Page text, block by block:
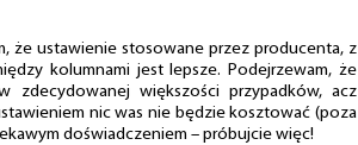
że ustawienie stosowane przez producenta, z
kolumnami jest lepsze. Podejrzewam, że
zdecydowanej większości przypadków, acz
nic was nie będzie kosztować (poza
doświadczeniem – próbujcie więc!